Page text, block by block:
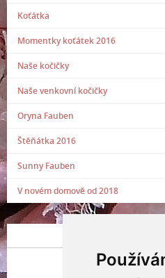
Koťátka
Momentky koťátek 2016
Naše kočičky
Naše venkovní kočičky
Oryna Fauben
Štěňátka 2016
Sunny Fauben
V novém domově od 2018